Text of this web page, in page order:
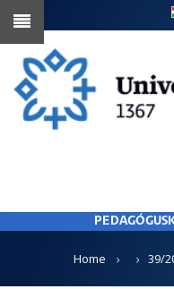
Skip
main
content
Home 39/